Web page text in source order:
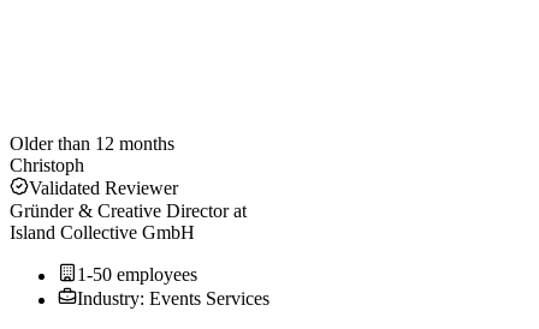
Older than 12 months
Christoph
Validated Reviewer
Gründer & Creative Directorat
Island Collective GmbH
1-50 employees
Industry: Events Services